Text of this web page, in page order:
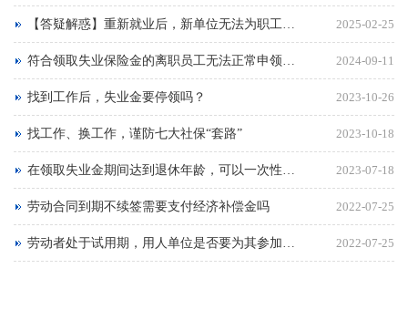
2025-02-25
【答疑解惑】重新就业后，新单位无法为职工办理参保手续？点击了解→
2024-09-11
符合领取失业保险金的离职员工无法正常申领失业金？
2023-10-26
找到工作后，失业金要停领吗？
2023-10-18
找工作、换工作，谨防七大社保“套路”
2023-07-18
在领取失业金期间达到退休年龄，可以一次性领取尚未领取的失业金吗
2022-07-25
劳动合同到期不续签需要支付经济补偿金吗
2022-07-25
劳动者处于试用期，用人单位是否要为其参加社会保险？